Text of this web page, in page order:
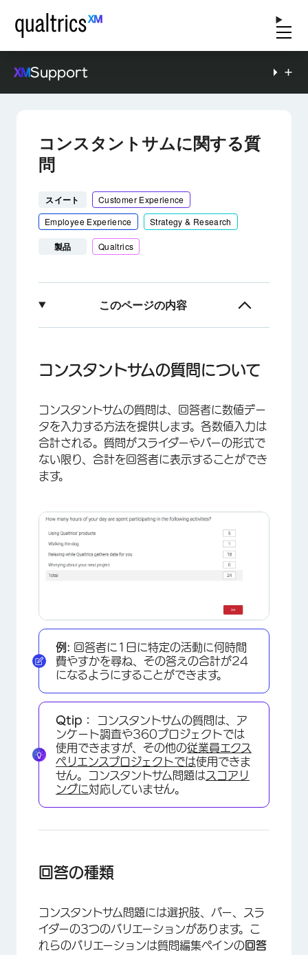
Support
コンスタントサムに関する質
問
スイート
Customer Experience
Employee Experience
Strategy & Research
製品 Qualtrics
このページの内容
回答の種類
データ分析
FAQs
コンスタントサムの質問について
コンスタントサムの質問は、回答者に数値デー
タを入力する方法を提供します。各数値入力は
合計される。質問がスライダーやバーの形式で
ない限り、合計を回答者に表示することができ
ます。
例: 回答者に1日に特定の活動に何時間
費やすかを尋ね、その答えの合計が24
になるようにすることができます。
Qtip：
コンスタントサムの質問は、ア
ンケート調査や360プロジェクトでは
使用できますが、その他の従業員エクス
ペリエンスプロジェクトでは使用できま
せん。コンスタントサム問題はスコアリ
ングに対応していません。
回答の種類
コンスタントサム問題には選択肢、バー、スラ
イダーの3つのバリエーションがあります。こ
れらのバリエーションは質問編集ペインの 回答